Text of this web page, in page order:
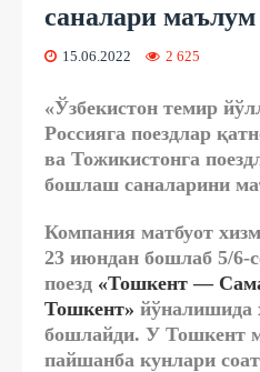
саналари
15.06.2022 2 625
«Ўзбекистон темир
Россияга поездлар
ва Тожикистонга
бошлаш саналарини
Компания матбуот
23 июндан бошлаб 5/6-
поезд «Тошкент —
Тошкент» йўналишида
бошлайди. У Тошкент
пайшанба кунлари